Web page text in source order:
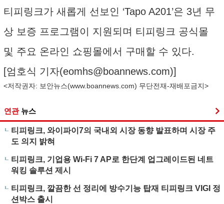
티피링크가 새롭게 선보인 ‘Tapo A201’은 3년 무
상 보증 프로그램이 지원되며 티피링크 공식몰
및 주요 온라인 쇼핑몰에서 구매할 수 있다.
[엄호식 기자(eomhs@boannews.com)]
<저작권자: 보안뉴스(www.boannews.com) 무단전재-재배포금지>
연관 뉴스
티피링크, 와이파이7의 국내외 시장 동향 발표하며 시장 주
도 의지 밝혀
티피링크, 기업용 Wi-Fi 7 AP로 한단계 업그레이드된 네트
워킹 솔루션 제시
티피링크, 깔끔한 선 정리에 방수기능 탑재 티피링크 VIGI 정
션박스 출시